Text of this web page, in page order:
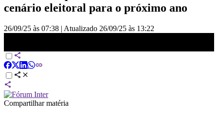
cenário eleitoral para o próximo ano
26/09/25 às 07:38 | Atualizado 26/09/25 às 13:22
Compartilhar matéria